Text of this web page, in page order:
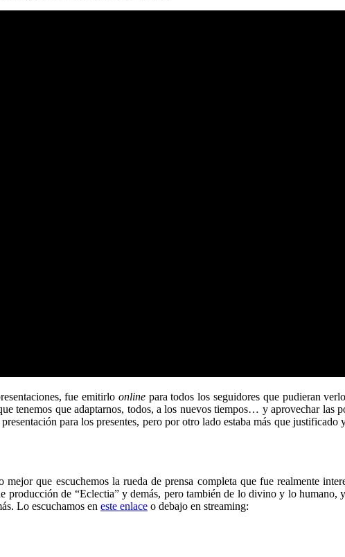
fue emitirlo onlinepara todos los seguidores que pudieran
tenemos que adaptarnos, todos, a los nuevos tiempos… y aprovechar las
para los presentes, pero por otro lado estaba más que
que escuchemos la rueda de prensa completa que fue realmente
de “Eclectia” y demás, pero también de lo divino y lo
Lo escuchamos en este enlace o debajo en streaming: